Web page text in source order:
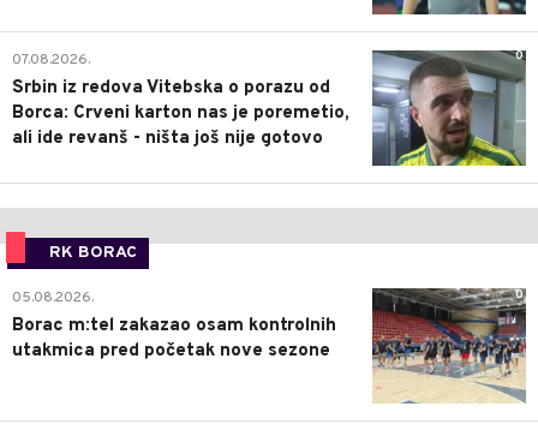
0
07.08.2026.
Srbin iz redova Vitebska o porazu od
Borca: Crveni karton nas je poremetio,
ali ide revanš - ništa još nije gotovo
RK BORAC
0
05.08.2026.
Borac m:tel zakazao osam kontrolnih
utakmica pred početak nove sezone